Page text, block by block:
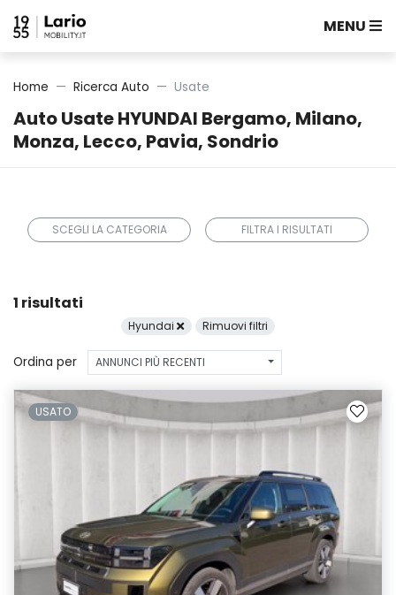
MENU
Auto Usate HYUNDAI Bergamo, Milano,
Monza, Lecco, Pavia, Sondrio
Home Ricerca Auto Usate
SCEGLI LA CATEGORIA FILTRA I RISULTATI
1 risultati
Hyundai Rimuovi filtri
Ordina per ANNUNCI PIÙ RECENTI
USATO